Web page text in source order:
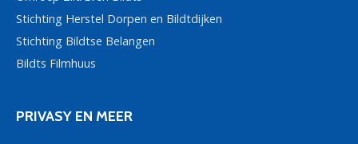
Stichting Herstel Dorpen en Bildtdijken
Stichting Bildtse Belangen
Bildts Filmhuus
PRIVASY EN MEER